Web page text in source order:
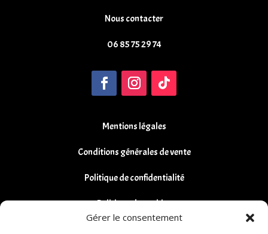
Gérer le consentement
Nous contacter
06 85 75 29 74
Mentions légales
Conditions générales de vente
Politique de confidentialité
Politique de cookies